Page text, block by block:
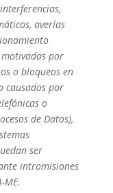
averías
por
o bloqueos en
causados por
o
de Datos),
ser
intromisiones
ME.